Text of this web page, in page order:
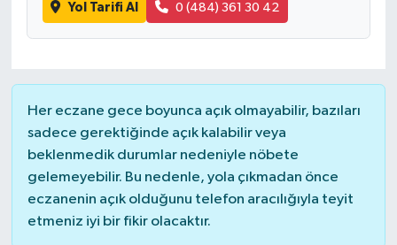
Yol Tarifi Al 0 (484) 361 30 42
Her eczane gece boyunca açık olmayabilir, bazıları
sadece gerektiğinde açık kalabilir veya
beklenmedik durumlar nedeniyle nöbete
gelemeyebilir. Bu nedenle, yola çıkmadan önce
eczanenin açık olduğunu telefon aracılığıyla teyit
etmeniz iyi bir fikir olacaktır.
BÖLGE
POPÜLER
DÜNYA
TREND